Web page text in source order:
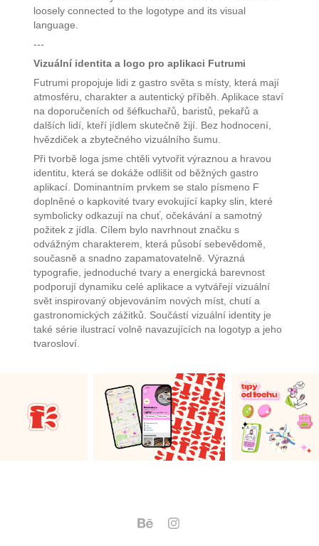
loosely connected to the logotype and its visual
language.
---
Vizuální identita a logo pro aplikaci Futrumi
Futrumi propojuje lidi z gastro světa s místy, která mají
atmosféru, charakter a autentický příběh. Aplikace staví
na doporučeních od šéfkuchařů, baristů, pekařů a
dalších lidí, kteří jídlem skutečně žijí. Bez hodnocení,
hvězdiček a zbytečného vizuálního šumu.
Při tvorbě loga jsme chtěli vytvořit výraznou a hravou
identitu, která se dokáže odlišit od běžných gastro
aplikací. Dominantním prvkem se stalo písmeno F
doplněné o kapkovité tvary evokující kapky slin, které
symbolicky odkazují na chuť, očekávání a samotný
požitek z jídla. Cílem bylo navrhnout značku s
odvážným charakterem, která působí sebevědomě,
současně a snadno zapamatovatelně. Výrazná
typografie, jednoduché tvary a energická barevnost
podporují dynamiku celé aplikace a vytvářejí vizuální
svět inspirovaný objevováním nových míst, chutí a
gastronomických zážitků. Součástí vizuální identity je
také série ilustrací volně navazujících na logotyp a jeho
tvarosloví.